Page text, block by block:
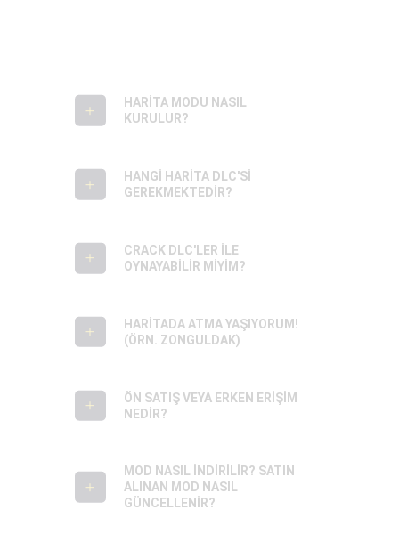
HARITA MODU NASIL
KURULUR?
HANGI HARITA DLC'SI
GEREKMEKTEDIR?
CRACK DLC'LER ILE
OYNAYABILIR MIYIM?
HARITADA ATMA YAŞIYORUM!
(ÖRN. ZONGULDAK)
ÖN SATIŞ VEYA ERKEN ERIŞIM
NEDIR?
MOD NASIL İNDIRILIR? SATIN
ALINAN MOD NASIL
GÜNCELLENIR?